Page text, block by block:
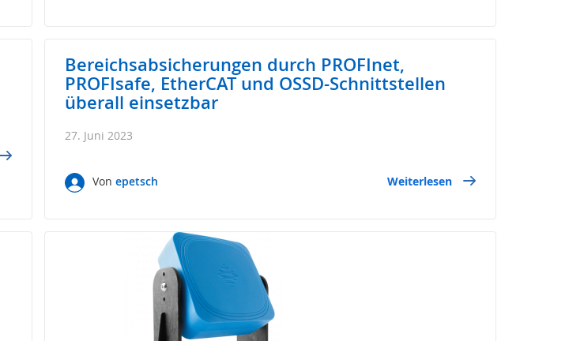
Bereichsabsicherungen durch PROFInet,
PROFIsafe, EtherCAT und OSSD-Schnittstellen
überall einsetzbar
27. Juni 2023
Von epetsch Weiterlesen